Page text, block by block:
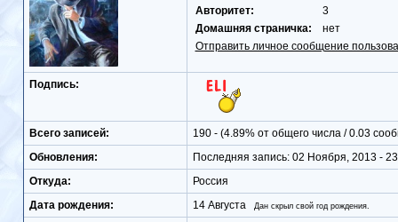
Авторитет:
3
Домашняя страничка:
нет
Отправить личное сообщение
Подпись:
Всего записей:
190 - (4.89% от общего числа / 0.03
Обновления:
Последняя запись: 02 Ноября, 2013 -
Откуда:
Россия
Дата рождения:
14 Августа Дан скрыл свой год рождения.